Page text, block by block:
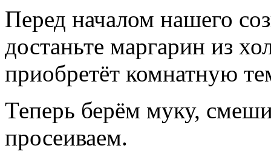
Перед началом нашего
достаньте маргарин из
приобретёт комнатную
Теперь берём муку,
просеиваем.